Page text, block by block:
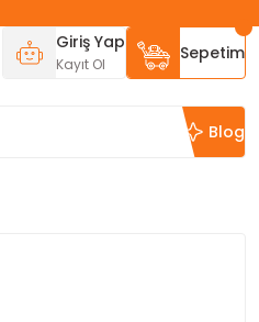
Giriş Yap
Kayıt Ol
Sepetim
Blog